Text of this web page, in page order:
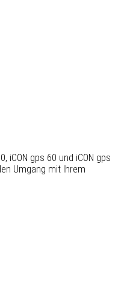
iCON gps 60 und iCON gps
Umgang mit Ihrem